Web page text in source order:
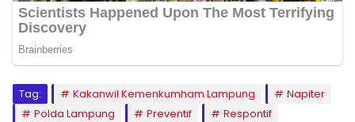
Tag: Kakanwil Kemenkumham Lampung
Napiter
Polda Lampung
Preventif Respontif